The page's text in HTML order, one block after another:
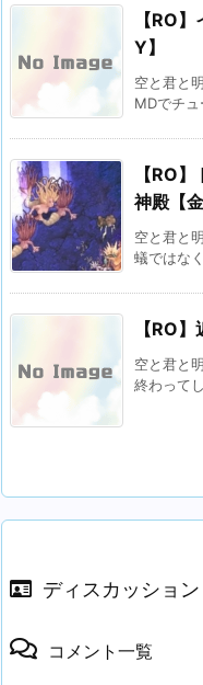
【RO
Y】
空と君と
MDでチ
【RO
神殿【
空と君と
蟻ではな
【RO
空と君と
終わって
ディスカッション
コメント一覧